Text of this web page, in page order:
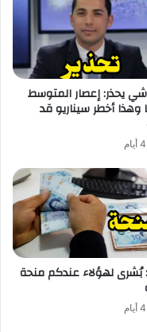
يحذر: إعصار المتوسط
وهذا أخطر سيناريو قد
بُشرى لهؤلاء عندكم منحة